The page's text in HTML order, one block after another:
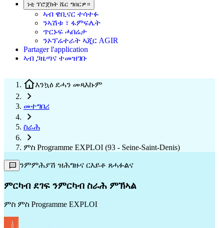
ነቲ ፕሮጀክት ሼር ግበርዎ።
ኣብ ዌቢናር ተሳተፉ
ንኣሽቱ ፣ ፋምፍሌት
ጥርኑፍ ሓበሬታ
ንኦፕሬተራት ኣጂር AGIR
Partager l'application
ኣብ ጋዜጣና ተመዝገቡ
እንኳዕ ደሓን መጻእኩም
መተግበሪ
ስራሕ
ምስ Programme EXPLOI (93 - Seine-Saint-Denis)
ንምምሕያሽ ዝሕግዙና ርእይቶ ጸሓፉልና
ምርካብ ደገፍ ንምርካብ ስራሕ ምኽኣል
ምስ ምስ Programme EXPLOI